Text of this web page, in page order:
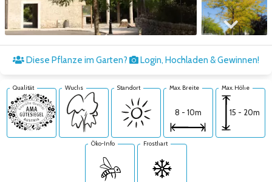
Zum nächsten Bild
Diese Pflanze im Garten? Login, Hochladen & Gewinnen!
Qualität Wuchs Standort Max. Breite
8 - 10m
Max. Höhe
15 - 20m
Öko-Info Frosthart